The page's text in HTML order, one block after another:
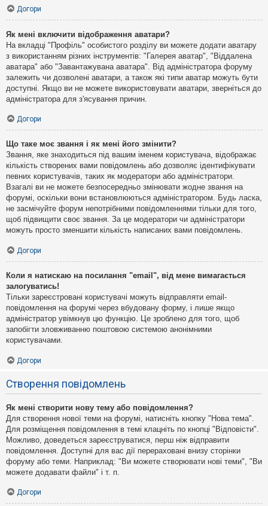
Догори
Як мені включити відображення аватари?
На вкладці "Профіль" особистого розділу ви можете додати аватару
з використанням різних інструментів: "Галерея аватар", "Віддалена
аватара" або "Завантажувана аватара". Від адміністратора форуму
залежить чи дозволені аватари, а також які типи аватар можуть бути
доступні. Якщо ви не можете використовувати аватари, зверніться до
адміністратора для з'ясування причин.
Догори
Що таке моє звання і як мені його змінити?
Звання, яке знаходиться під вашим іменем користувача, відображає
кількість створених вами повідомлень або дозволяє ідентифікувати
певних користувачів, таких як модератори або адміністратори.
Взагалі ви не можете безпосередньо змінювати жодне звання на
форумі, оскільки вони встановлюються адміністратором. Будь ласка,
не засмічуйте форум непотрібними повідомленнями тільки для того,
щоб підвищити своє звання. За це модератори чи адміністратори
можуть просто зменшити кількість написаних вами повідомлень.
Догори
Коли я натискаю на посилання "email", від мене вимагається
залогуватись!
Тільки зареєстровані користувачі можуть відправляти email-
повідомлення на форумі через вбудовану форму, і лише якщо
адміністратор увімкнув цю функцію. Це зроблено для того, щоб
запобігти зловживанню поштовою системою анонімними
користувачами.
Догори
Створення повідомлень
Як мені створити нову тему або повідомлення?
Для створення нової теми на форумі, натисніть кнопку "Нова тема".
Для розміщення повідомлення в темі клацніть по кнопці "Відповісти".
Можливо, доведеться зареєструватися, перш ніж відправити
повідомлення. Доступні для вас дії перераховані внизу сторінки
форуму або теми. Наприклад: "Ви можете створювати нові теми", "Ви
можете додавати файли" і т. п.
Догори